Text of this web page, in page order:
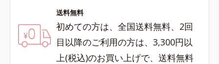
送料無料
初めての方は、全国送料無料、2回
目以降のご利用の方は、3,300円以
上(税込)のお買い上げで、送料無料